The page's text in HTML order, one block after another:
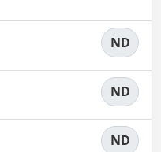
ND
ND
ND